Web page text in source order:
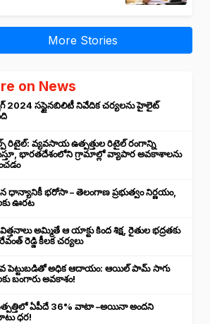
More Stories
on News
2024 సస్టైనబిలిటీ నివేదిక చర్యలను హైలైట్
రిటైల్: వ్యవసాయ ఉత్పత్తుల రిటైల్ రంగాన్ని
భారతదేశంలోని గ్రామాల్లో వ్యాపార అవకాశాలను
ధాన్యానికీ భరోసా – తెలంగాణ ప్రభుత్వం నిర్ణయం,
ఊరట
అమ్మితే ఆ యాక్టు కింద శిక్ష, రైతుల భద్రతకు
రెడ్డి కీలక చర్యలు
పెట్టుబడితో అధిక ఆదాయం: ఆయిల్ పామ్ సాగు
బంగారు అవకాశం!
ఏపీదే 36% వాటా –అయినా అందని
ధర!